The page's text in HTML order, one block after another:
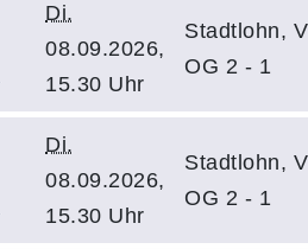
Di.
08.09.2026,
15.30 Uhr
Stadtlohn,
OG 2 - 1
Di.
08.09.2026,
15.30 Uhr
Stadtlohn,
OG 2 - 1